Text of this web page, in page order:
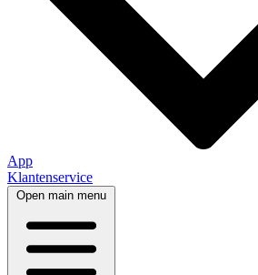
App
Klantenservice
Open main menu